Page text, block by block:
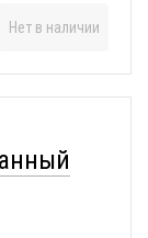
Нет в наличии